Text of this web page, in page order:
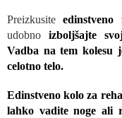
Preizkusite
udobnoizboljšajte
Vadba na tem kolesu
celotno telo.
Edinstveno kolo za
lahko vadite noge ali